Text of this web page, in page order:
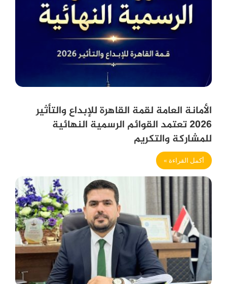
الأمانة العامة لقمة القاهرة للإبداع والتأثير
2026 تعتمد القوائم الرسمية النهائية
للمشاركة والتكريم
أكمل القراءة »